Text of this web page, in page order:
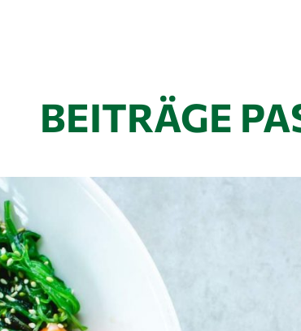
BEITRÄGE